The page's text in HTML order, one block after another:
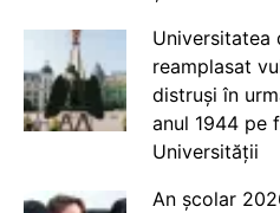
Universitatea
reamplasat
distruși în
anul 1944 pe
Universității
An școlar